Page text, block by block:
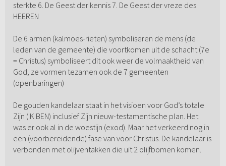
sterkte 6. De Geest der kennis 7. De Geest der vreze des
HEEREN
De 6 armen (kalmoes-rieten) symboliseren de mens (de
leden van de gemeente) die voortkomen uit de schacht (7e
= Christus) symboliseert dit ook weer de volmaaktheid van
God; ze vormen tezamen ook de 7 gemeenten
(openbaringen)
De gouden kandelaar staat in het visioen voor God’s totale
Zijn (IK BEN) inclusief Zijn nieuw-testamentische plan. Het
was er ook al in de woestijn (exod). Maar het verkeerd nog in
een (voorbereidende) fase van voor Christus. De kandelaar is
verbonden met olijventakken die uit 2 olijfbomen komen.